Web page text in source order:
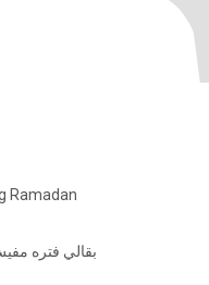
Ramadan
بقالي فتره